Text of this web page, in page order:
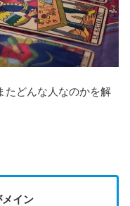
たどんな人なのかを解
イン